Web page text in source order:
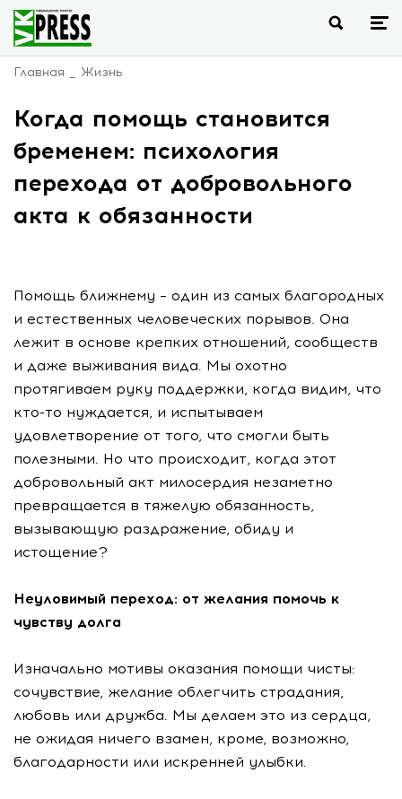
Главная Жизнь
Когда помощь становится
бременем: психология
перехода от добровольного
акта к обязанности
Помощь ближнему – один из самых благородных
и естественных человеческих порывов. Она
лежит в основе крепких отношений, сообществ
и даже выживания вида. Мы охотно
протягиваем руку поддержки, когда видим, что
кто-то нуждается, и испытываем
удовлетворение от того, что смогли быть
полезными. Но что происходит, когда этот
добровольный акт милосердия незаметно
превращается в тяжелую обязанность,
вызывающую раздражение, обиду и
истощение?
Неуловимый переход: от желания помочь к
чувству долга
Изначально мотивы оказания помощи чисты:
сочувствие, желание облегчить страдания,
любовь или дружба. Мы делаем это из сердца,
не ожидая ничего взамен, кроме, возможно,
благодарности или искренней улыбки.